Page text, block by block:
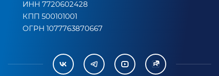
ИНН 7720602428
КПП 500101001
ОГРН 1077763870667